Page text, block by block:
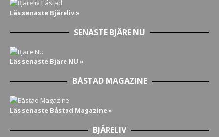
Läs senaste Bjäreliv »
SENASTE BJÄRE NU
Läs senaste Bjäre NU »
BÅSTAD MAGAZINE
Läs senaste Båstad Magazine »
BJÄRELIV